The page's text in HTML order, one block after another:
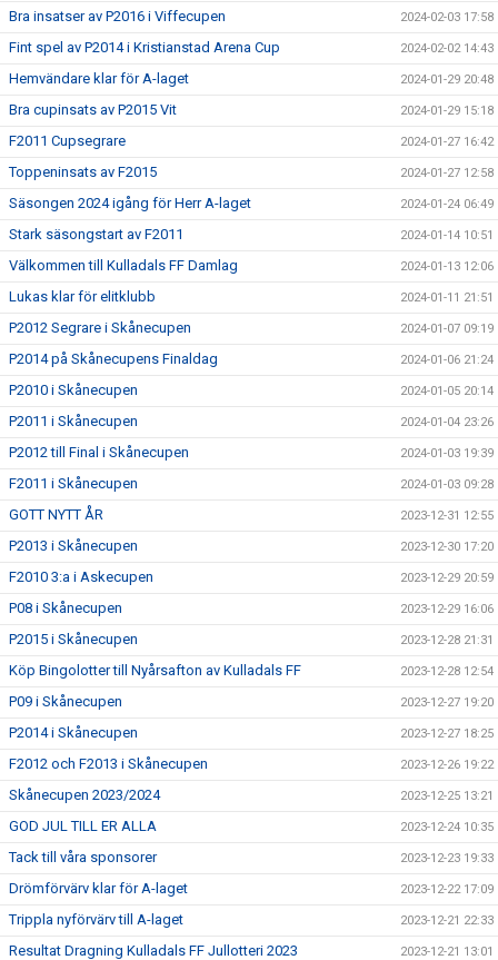
Bra insatser av P2016 i Viffecupen 2024-02-03 17:58
Fint spel av P2014 i Kristianstad Arena Cup 2024-02-02 14:43
Hemvändare klar för A-laget 2024-01-29 20:48
Bra cupinsats av P2015 Vit 2024-01-29 15:18
F2011 Cupsegrare 2024-01-27 16:42
Toppeninsats av F2015 2024-01-27 12:58
Säsongen 2024 igång för Herr A-laget 2024-01-24 06:49
Stark säsongstart av F2011 2024-01-14 10:51
Välkommen till Kulladals FF Damlag 2024-01-13 12:06
Lukas klar för elitklubb 2024-01-11 21:51
P2012 Segrare i Skånecupen 2024-01-07 09:19
P2014 på Skånecupens Finaldag 2024-01-06 21:24
P2010 i Skånecupen 2024-01-05 20:14
P2011 i Skånecupen 2024-01-04 23:26
P2012 till Final i Skånecupen 2024-01-03 19:39
F2011 i Skånecupen 2024-01-03 09:28
GOTT NYTT ÅR 2023-12-31 12:55
P2013 i Skånecupen 2023-12-30 17:20
F2010 3:a i Askecupen 2023-12-29 20:59
P08 i Skånecupen 2023-12-29 16:06
P2015 i Skånecupen 2023-12-28 21:31
Köp Bingolotter till Nyårsafton av Kulladals FF 2023-12-28 12:54
P09 i Skånecupen 2023-12-27 19:20
P2014 i Skånecupen 2023-12-27 18:25
F2012 och F2013 i Skånecupen 2023-12-26 19:22
Skånecupen 2023/2024 2023-12-25 13:21
GOD JUL TILL ER ALLA 2023-12-24 10:35
Tack till våra sponsorer 2023-12-23 19:33
Drömförvärv klar för A-laget 2023-12-22 17:09
Trippla nyförvärv till A-laget 2023-12-21 22:33
Resultat Dragning Kulladals FF Jullotteri 2023 2023-12-21 13:01